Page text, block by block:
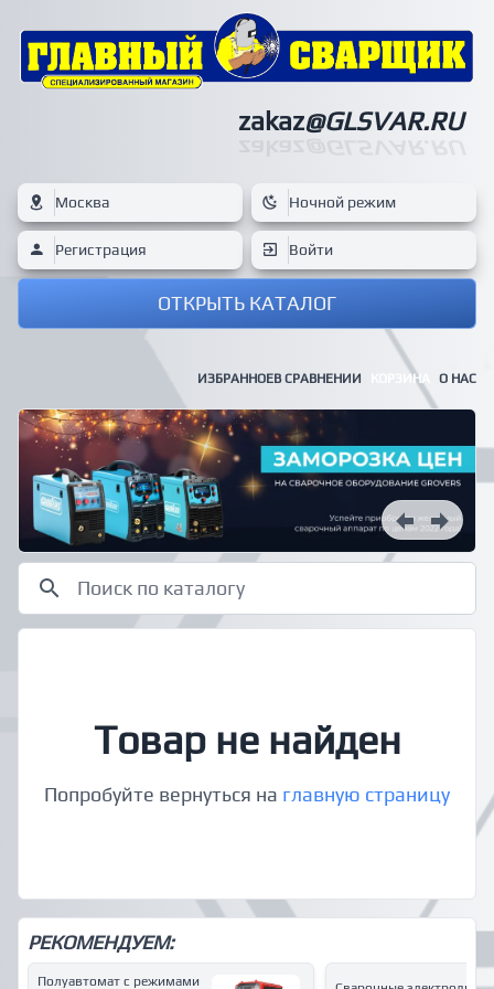
zakaz@GLSVAR.RU
Москва Ночной режим
Регистрация Войти
ОТКРЫТЬ КАТАЛОГ
ИЗБРАННОЕВ СРАВНЕНИИ КОРЗИНА О НАС
Товар не найден
Попробуйте вернуться на главную страницу
РЕКОМЕНДУЕМ:
Полуавтомат с режимами